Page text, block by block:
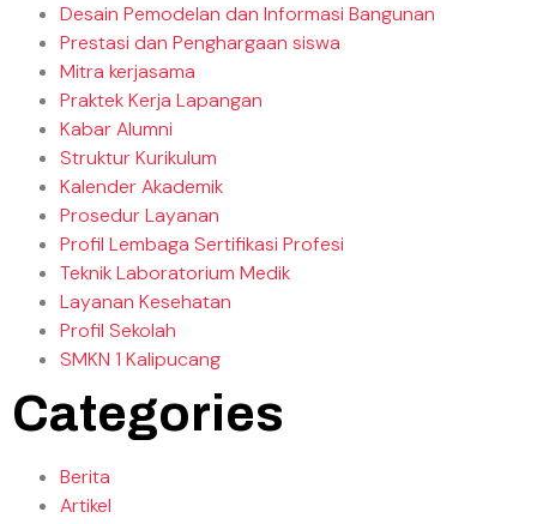
Desain Pemodelan dan Informasi Bangunan
Prestasi dan Penghargaan siswa
Mitra kerjasama
Praktek Kerja Lapangan
Kabar Alumni
Struktur Kurikulum
Kalender Akademik
Prosedur Layanan
Profil Lembaga Sertifikasi Profesi
Teknik Laboratorium Medik
Layanan Kesehatan
Profil Sekolah
SMKN 1 Kalipucang
Categories
Berita
Artikel